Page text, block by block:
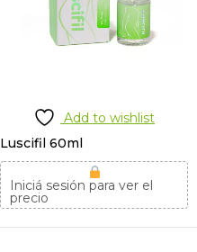
Add to wishlist
Luscifil 60ml
Iniciá sesión para ver el
precio